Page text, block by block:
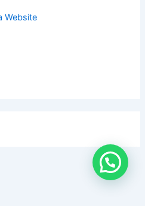
Website